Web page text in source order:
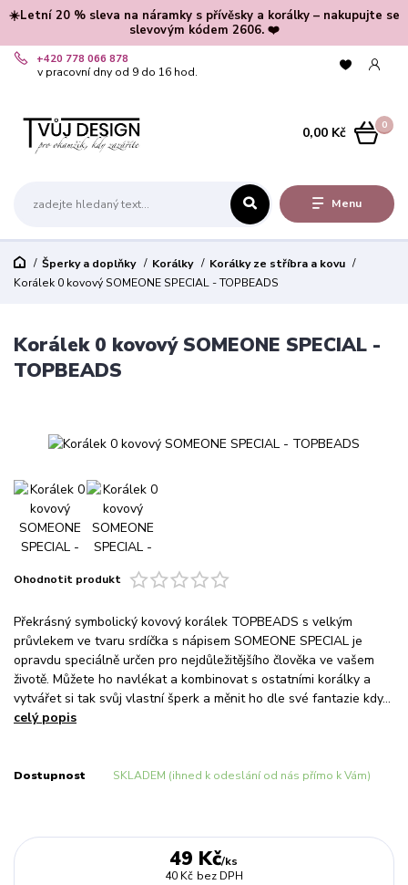
☀️Letní 20 % sleva na náramky s přívěsky a korálky – nakupujte se
slevovým kódem 2606. ❤️
Menu
+420 778 066 878
v pracovní dny od 9 do 16 hod.
0
0,00 Kč
Šperky a doplňky Korálky
Korálky ze stříbra a kovu
Korálek 0 kovový SOMEONE SPECIAL - TOPBEADS
Korálek 0 kovový SOMEONE SPECIAL -
TOPBEADS
Ohodnotit produkt
Překrásný symbolický kovový korálek TOPBEADS s velkým
průvlekem ve tvaru srdíčka s nápisem SOMEONE SPECIAL je
opravdu speciálně určen pro nejdůležitějšího člověka ve vašem
životě. Můžete ho navlékat a kombinovat s ostatními korálky a
vytvářet si tak svůj vlastní šperk a měnit ho dle své fantazie kdy...
celý popis
Dostupnost SKLADEM (ihned k odeslání od nás přímo k Vám)
49 Kč/ks
40 Kč bez DPH